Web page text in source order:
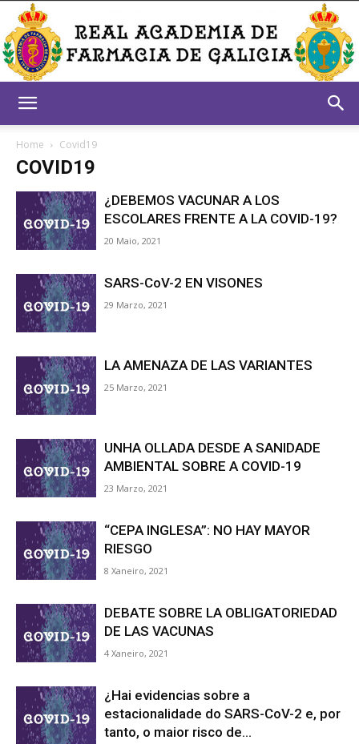
Home Covid19
COVID19
¿DEBEMOS VACUNAR A LOS
ESCOLARES FRENTE A LA COVID-19?
20 Maio, 2021
SARS-CoV-2 EN VISONES
29 Marzo, 2021
LA AMENAZA DE LAS VARIANTES
25 Marzo, 2021
UNHA OLLADA DESDE A SANIDADE
AMBIENTAL SOBRE A COVID-19
23 Marzo, 2021
“CEPA INGLESA”: NO HAY MAYOR
RIESGO
8 Xaneiro, 2021
DEBATE SOBRE LA OBLIGATORIEDAD
DE LAS VACUNAS
4 Xaneiro, 2021
¿Hai evidencias sobre a
estacionalidade do SARS-CoV-2 e, por
tanto, o maior risco de...